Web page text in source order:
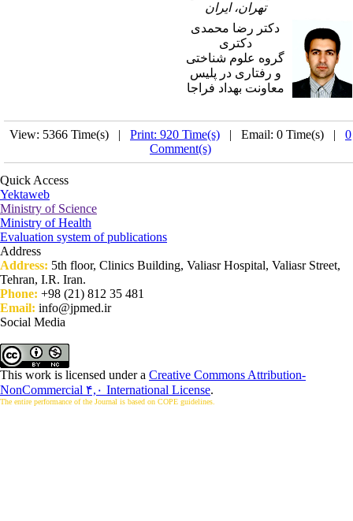
تهران، ایران
دکتر رضا محمدی
دکتری
گروه علوم شناختی
و رفتاری در پلیس
معاونت بهداد فراجا
View: 5366 Time(s) | Print: 920 Time(s) | Email: 0 Time(s) | 0
Comment(s)
Quick Access
Yektaweb
Ministry of Science
Ministry of Health
Evaluation system of publications
Address
Address: 5th floor, Clinics Building, Valiasr Hospital, Valiasr Street,
Tehran, I.R. Iran.
Phone: +98 (21) 812 35 481
Email: info@jpmed.ir
Social Media
This work is licensed under a Creative Commons Attribution-
NonCommercial ۴,۰ International License.
The entire performance of the Journal is based on COPE guidelines.